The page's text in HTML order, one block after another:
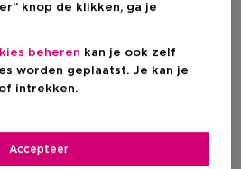
Op voorraad
fabrikant
knop de klikken, ga je
beheren kan je ook zelf
worden geplaatst. Je kan je
intrekken.
Accepteer